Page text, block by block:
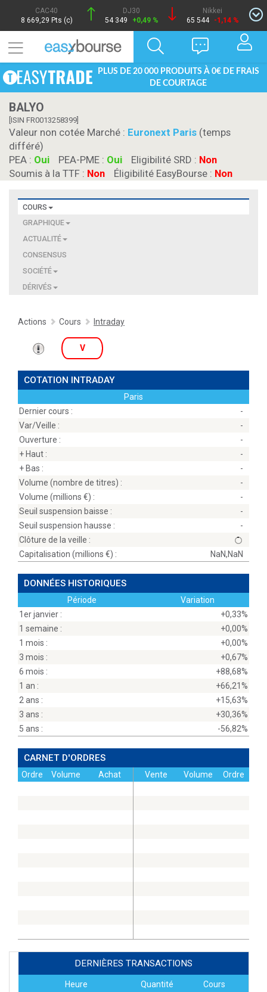
CAC40
8 669,29 Pts (c)
DJ30
54 349
+0,49 %
Nikkei
65 544 -1,14 %
PLUS DE 20 000 PRODUITS À 0€ DE FRAIS
DE COURTAGE
BALYO
[ISIN FR0013258399]
Valeur non cotée Marché : Euronext Paris (temps
différé)
PEA : Oui PEA-PME : Oui Eligibilité SRD : Non
Soumis à la TTF : Non Éligibilité EasyBourse : Non
COURS
GRAPHIQUE
ACTUALITÉ
CONSENSUS
SOCIÉTÉ
DÉRIVÉS
Actions Cours Intraday
V
COTATION INTRADAY
Paris
Dernier cours :
-
Var/Veille :
-
Ouverture :
-
+ Haut :
-
+ Bas :
-
Volume (nombre de titres) :
-
Volume (millions
) :
-
Seuil suspension baisse :
-
Seuil suspension hausse :
-
Clôture de la veille :
Capitalisation (millions
) : NaN,NaN
DONNÉES HISTORIQUES
Période
Variation
1er janvier :
+0,33%
1 semaine :
+0,00%
1 mois :
+0,00%
3 mois :
+0,67%
6 mois :
+88,68%
1 an :
+66,21%
2 ans :
+15,63%
3 ans :
+30,36%
5 ans :
-56,82%
CARNET D'ORDRES
Ordre Volume Achat Vente Volume Ordre
DERNIÈRES TRANSACTIONS
Heure Quantité Cours